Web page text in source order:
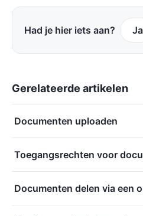
Had je hier iets aan? Ja
Gerelateerde artikelen
Documenten uploaden
Toegangsrechten voor
Documenten delen via een